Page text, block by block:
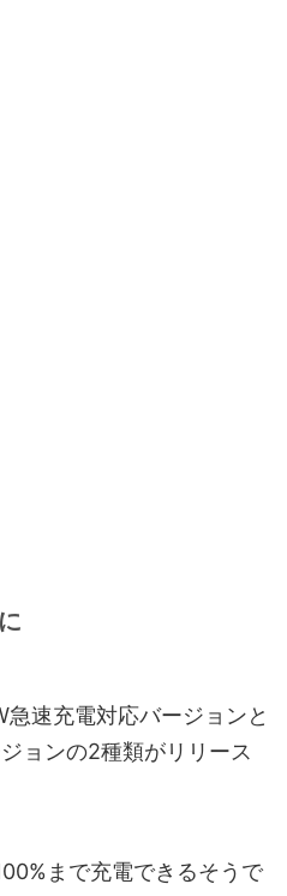
速充電対応バージョンと
ョンの2種類がリリース
まで充電できるそうで